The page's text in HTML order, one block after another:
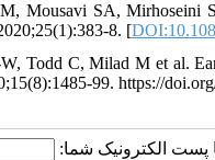
Mousavi SA, Mirhoseini
8. [
Todd C, Milad M et al.
99. https://
پست الکترونیک شما: